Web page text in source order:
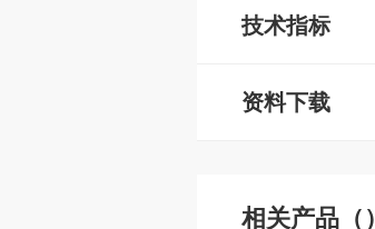
技术指标
资料下载
相关产品（）